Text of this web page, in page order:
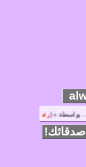
» [رفيق الحناوي